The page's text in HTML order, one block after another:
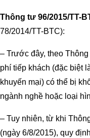
Thông tư 96/2015/TT-
78/2014/TT-BTC):
– Trước đây, theo
phí tiếp khách (đặc biệt
khuyến mại) có thể bị
ngành nghề hoặc loại
– Tuy nhiên, từ khi
(ngày 6/8/2015), quy